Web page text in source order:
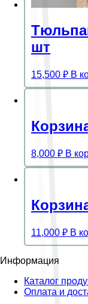
шт
15,500 ₽ В
8,000 ₽ В
11,000 ₽ В
Информация
Каталог
Оплата и